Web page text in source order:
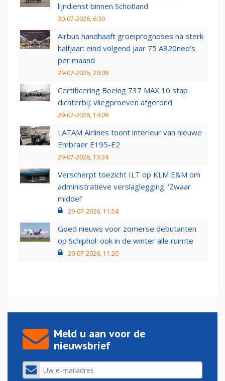
lijndienst binnen Schotland
30-07-2026, 6:30
Airbus handhaaft groeiprognoses na sterk
halfjaar: eind volgend jaar 75 A320neo’s
per maand
29-07-2026, 20:09
Certificering Boeing 737 MAX 10 stap
dichterbij: vliegproeven afgerond
29-07-2026, 14:09
LATAM Airlines toont interieur van nieuwe
Embraer E195-E2
29-07-2026, 13:34
Verscherpt toezicht ILT op KLM E&M om
administratieve verslaglegging: ‘Zwaar
middel’
29-07-2026, 11:54
Goed nieuws voor zomerse debutanten
op Schiphol: ook in de winter alle ruimte
29-07-2026, 11:20
Meld u aan voor de
nieuwsbrief